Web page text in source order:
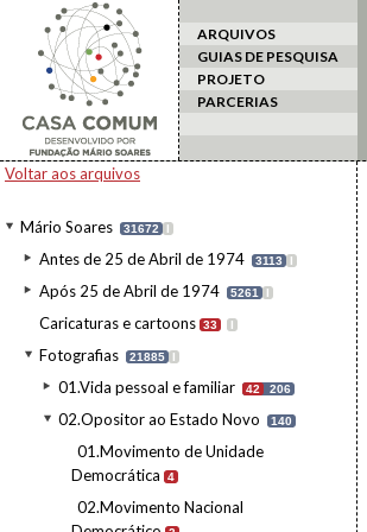
ARQUIVOS
GUIAS DE PESQUISA
PROJETO
PARCERIAS
Voltar aos arquivos
Mário Soares 31672 I
Antes de 25 de Abril de 1974 3113 I
Após 25 de Abril de 1974 5261 I
Caricaturas e cartoons 33 I
Fotografias 21885 I
01.Vida pessoal e familiar 42 206
02.Opositor ao Estado Novo 140
01.Movimento de Unidade
Democrática
4
02.Movimento Nacional